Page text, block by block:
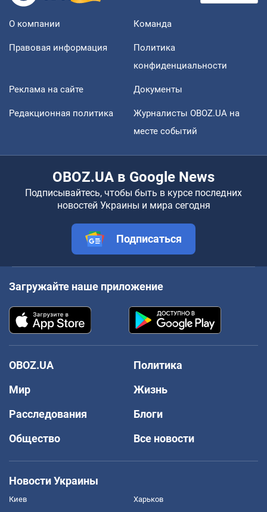
О компании Команда
Правовая информация
Политика
конфиденциальности
Реклама на сайте Документы
Редакционная политика
Журналисты OBOZ.UA на
месте событий
OBOZ.UA в Google News
Подписывайтесь, чтобы быть в курсе последних
новостей Украины и мира сегодня
Подписаться
Загружайте наше приложение
OBOZ.UA
Политика
Мир
Жизнь
Расследования
Блоги
Общество
Все новости
Новости Украины
Киев Харьков